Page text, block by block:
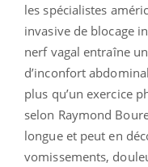
les spécialistes
invasive de blocage
nerf vagal entraîne
d’inconfort
plus qu’un exercice
selon Raymond
longue et peut en
vomissements,